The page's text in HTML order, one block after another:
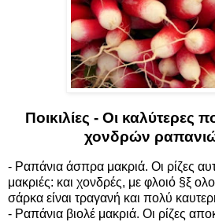
Ποικιλίες - Οι καλύτερες
χονδρών
- Ραπάνια άσπρα μακριά. Οι ρίζες
μακριές: και χονδρές, με φλοιό §ξ
σάρκα είναι τραγανή και πολύ
- Ραπάνια βιολέ μακριά. Οι ρίζες